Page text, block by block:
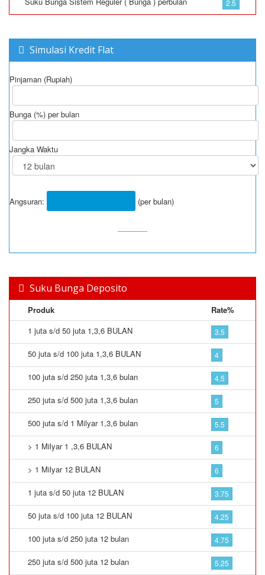
2.5
Simulasi Kredit Flat
Pinjaman (Rupiah)
Bunga (%) per bulan
Jangka Waktu
Angsuran: (per bulan)
Suku Bunga Deposito
Produk
Rate%
1 juta s/d 50 juta 1,3,6 BULAN
3.5
50 juta s/d 100 juta 1,3,6 BULAN 4
100 juta s/d 250 juta 1,3,6 bulan 4.5
250 juta s/d 500 juta 1,3,6 bulan 5
500 juta s/d 1 Milyar 1,3,6 bulan 5.5
> 1 Milyar 1 ,3,6 BULAN 6
> 1 Milyar 12 BULAN 6
1 juta s/d 50 juta 12 BULAN 3.75
50 juta s/d 100 juta 12 BULAN 4.25
100 juta s/d 250 juta 12 bulan 4.75
250 juta s/d 500 juta 12 bulan 5.25